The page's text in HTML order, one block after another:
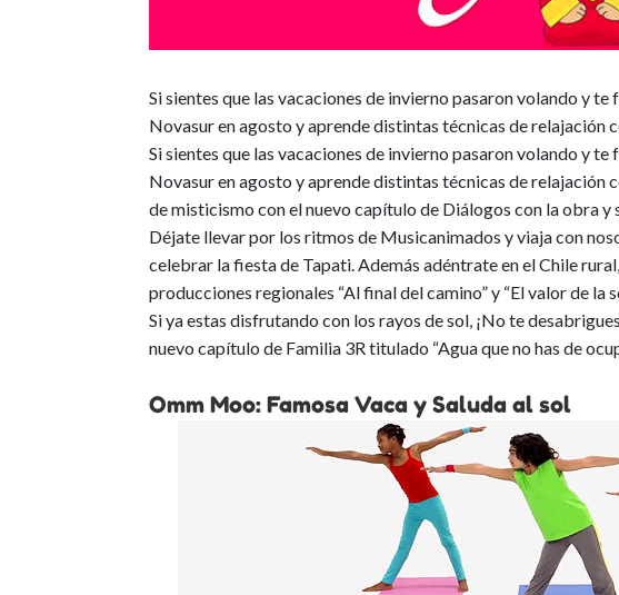
Si sientes que las vacaciones de invierno pasaron volando y
Novasur en agosto y aprende distintas técnicas de relajación
Si sientes que las vacaciones de invierno pasaron volando y
Novasur en agosto y aprende distintas técnicas de relajación
de misticismo con el nuevo capítulo de Diálogos con la obray
Déjate llevar por los ritmos de Musicanimados y viaja con
celebrar la fiesta de Tapati. Además adéntrate en el Chile
producciones regionales “Al final del camino” y “El valor de la
Si ya estas disfrutando con los rayos de sol, ¡No te
nuevo capítulo de Familia 3Rtitulado “Agua que no has de
Omm Moo: Famosa Vaca y Saluda al sol